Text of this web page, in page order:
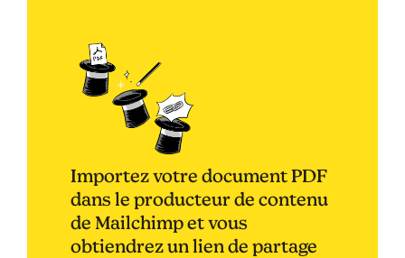
Importez votre document PDF
dans le producteur de contenu
de Mailchimp et vous
obtiendrez un lien de partage